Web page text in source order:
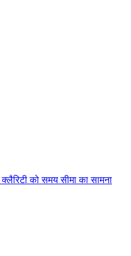
कलरट क समय सम क समन